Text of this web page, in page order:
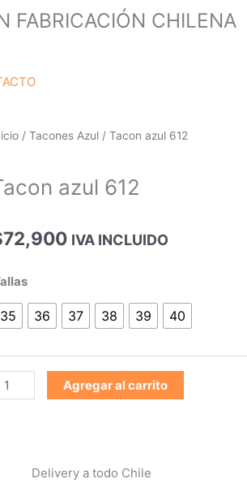
FABRICACIÓN CHILENA
/ Tacones Azul / Tacon azul 612
azul 612
72,900 IVA INCLUIDO
35 36 37 38 39 40
Agregar al carrito
Delivery a todo Chile